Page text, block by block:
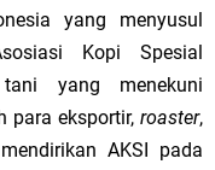
yang menyusul
Kopi Spesial
tani yang menekuni
para eksportir, roaster,
AKSI pada